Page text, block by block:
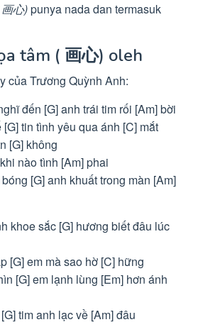
心)punya nada dan termasuk
tâm ( 画心) oleh
của Trương Quỳnh Anh:
đến [G] anh trái tim rối [Am] bời
tin tình yêu qua ánh [C] mắt
[G] không
nào tình [Am] phai
[G] anh khuất trong màn [Am]
khoe sắc [G] hương biết đâu lúc
[G] em mà sao hờ [C] hững
[G] em lạnh lùng [Em] hơn ánh
tim anh lạc về [Am] đâu